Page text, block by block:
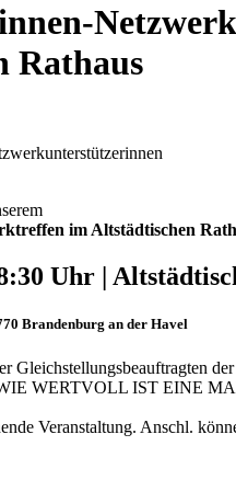
Rathaus
im Altstädtischen
Uhr |
Brandenburg an der Havel
Gleichstellungsbeauftragten
WERTVOLL IST EINE
Veranstaltung. Anschl.